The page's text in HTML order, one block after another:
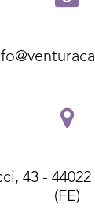
43 -
(FE)